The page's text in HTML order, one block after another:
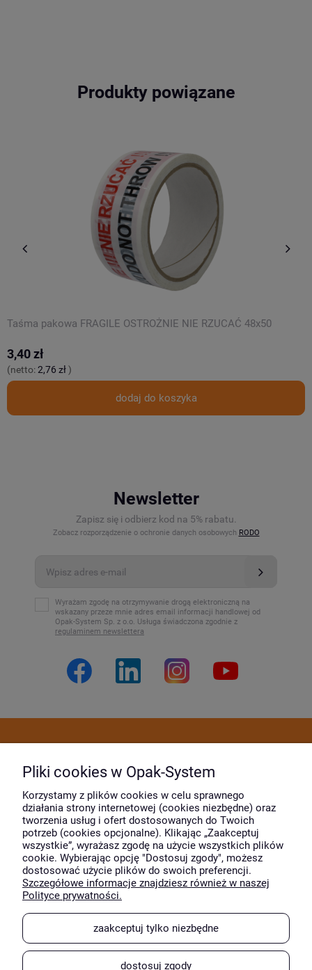
Produkty powiązane
Taśma pakowa FRAGILE OSTROŻNIE NIE RZUCAĆ 48x50
3,40 zł
(netto:2,76 zł)
dodaj do koszyka
Newsletter
Zapisz się i odbierz kod na 5% rabatu.
Zobacz rozporządzenie o ochronie danych osobowych RODO
Wyrażam zgodę na otrzymywanie drogą elektroniczną na
wskazany przeze mnie adres email informacji handlowej od
Opak-System Sp. z o.o. Usługa świadczona zgodnie z
regulaminem newslettera
Moje konto
O firmie
Wyróżnili nas
Pliki cookies w Opak-System
Korzystamy z plików cookies w celu sprawnego
działania strony internetowej (cookies niezbędne) oraz
tworzenia usług i ofert dostosowanych do Twoich
potrzeb (cookies opcjonalne). Klikając „Zaakceptuj
wszystkie”, wyrażasz zgodę na użycie wszystkich plików
cookie. Wybierając opcję "Dostosuj zgody", możesz
dostosować użycie plików do swoich preferencji.
Szczegółowe informacje znajdziesz również w naszej
Polityce prywatności.
zaakceptuj tylko niezbędne
dostosuj zgody